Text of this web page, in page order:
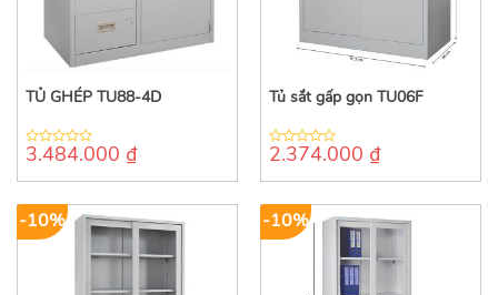
TỦ GHÉP TU88-4D
0
of
3.484.000 ₫
Tủ sắt gấp gọn TU06F
0
of
2.374.000 ₫
-10% -10%